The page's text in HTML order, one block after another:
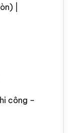
|
công –